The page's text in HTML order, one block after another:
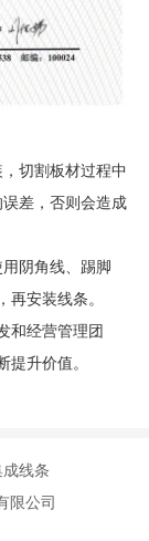
切割板材过程中
差，否则会造成
阴角线、踢脚
安装线条。
和经营管理团
升价值。
线条
限公司